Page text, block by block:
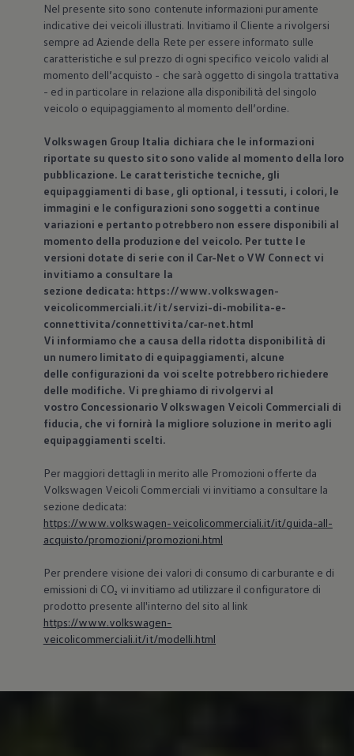
Nel presente sito sono contenute informazioni puramente
indicative dei veicoli illustrati. Invitiamo il Cliente a rivolgersi
sempre ad Aziende della Rete per essere informato sulle
caratteristiche e sul prezzo di ogni specifico veicolo validi al
momento dell’acquisto - che sarà oggetto di singola trattativa
- ed in particolare in relazione alla disponibilità del singolo
veicolo o equipaggiamento al momento dell’ordine.
Volkswagen Group Italia dichiara che le informazioni
riportate su questo sito sono valide al momento della loro
pubblicazione. Le caratteristiche tecniche, gli
equipaggiamenti di base, gli optional, i tessuti, i colori, le
immagini e le configurazioni sono soggetti a continue
variazioni e pertanto potrebbero non essere disponibili al
momento della produzione del veicolo. Per tutte le
versioni dotate di serie con il Car-Net o VW Connect vi
invitiamo a consultare la
sezione dedicata: https://www.volkswagen-
veicolicommerciali.it/it/servizi-di-mobilita-e-
connettivita/connettivita/car-net.html
Vi informiamo che a causa della ridotta disponibilità di
un numero limitato di equipaggiamenti, alcune
delle configurazioni da voi scelte potrebbero richiedere
delle modifiche. Vi preghiamo di rivolgervi al
vostro Concessionario Volkswagen Veicoli Commerciali di
fiducia, che vi fornirà la migliore soluzione in merito agli
equipaggiamenti scelti.
Per maggiori dettagli in merito alle Promozioni offerte da
Volkswagen Veicoli Commerciali vi invitiamo a consultare la
sezione dedicata:
https://www.volkswagen-veicolicommerciali.it/it/guida-all-
acquisto/promozioni/promozioni.html
Per prendere visione dei valori di consumo di carburante e di
emissioni di CO₂ vi invitiamo ad utilizzare il configuratore di
prodotto presente all'interno del sito al link
https://www.volkswagen-
veicolicommerciali.it/it/modelli.html